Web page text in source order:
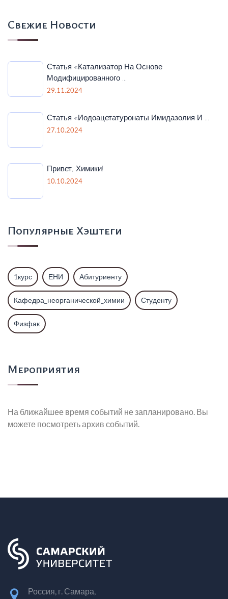
Свежие Новости
Статья «Катализатор На Основе
Модифицированного ...
29.11.2024
Статья «Иодоацетатуронаты Имидазолия И ...
27.10.2024
Привет, Химики!
10.10.2024
Популярные Хэштеги
1курс ЕНИ Абитуриенту
Кафедра_неорганической_химии Студенту
Физфак
Мероприятия
На ближайшее время событий не запланировано. Вы
можете посмотреть архив событий.
Россия, г. Самара,